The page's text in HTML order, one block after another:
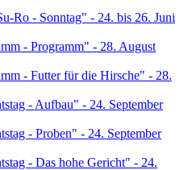
Ro - Sonntag" - 24. bis 26. Juni
- Programm" - 28. August
- Futter für die Hirsche" - 28.
- Aufbau" - 24. September
- Proben" - 24. September
- Das hohe Gericht" - 24.